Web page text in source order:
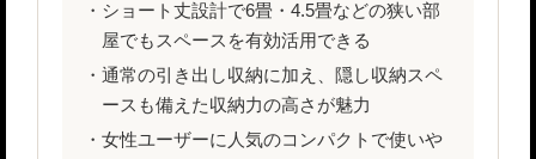
ショート丈設計で6畳・4.5畳などの狭い部
屋でもスペースを有効活用できる
通常の引き出し収納に加え、隠し収納スペ
ースも備えた収納力の高さが魅力
女性ユーザーに人気のコンパクトで使いや